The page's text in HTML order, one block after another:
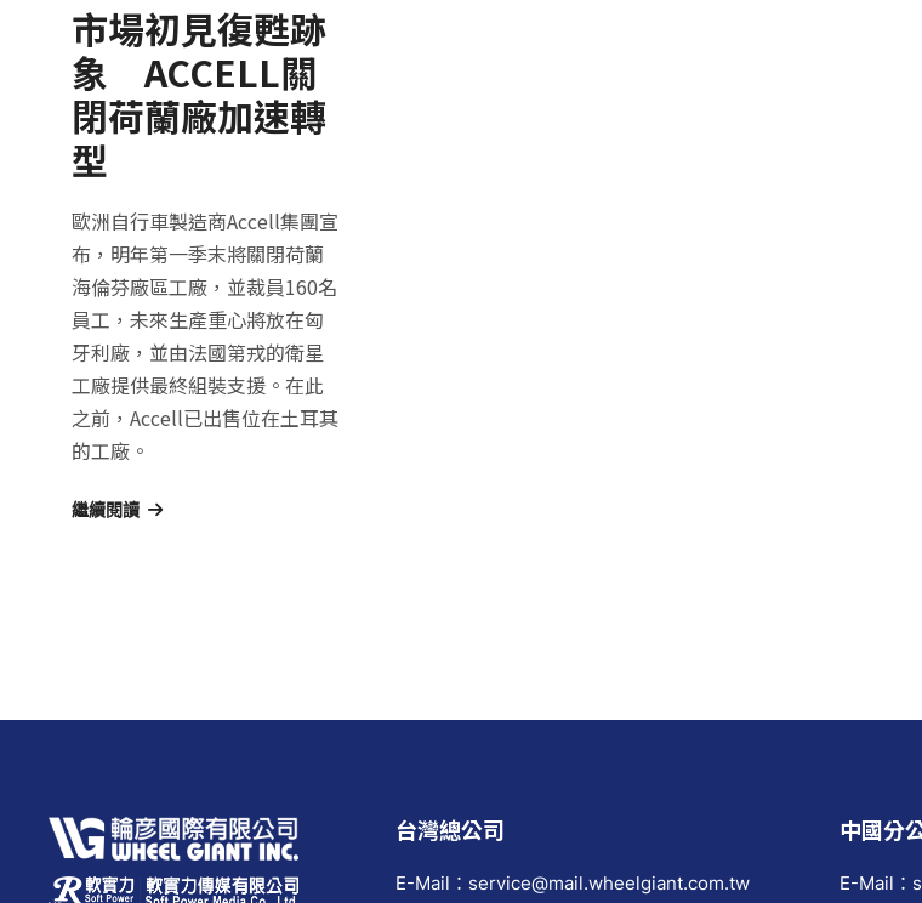
市場初見復甦跡
象 ACCELL關
閉荷蘭廠加速轉
型
歐洲自行車製造商Accell集團宣
布，明年第一季末將關閉荷蘭
海倫芬廠區工廠，並裁員160名
員工，未來生產重心將放在匈
牙利廠，並由法國第戎的衛星
工廠提供最終組裝支援。在此
之前，Accell已出售位在土耳其
的工廠。
繼續閱讀
台灣總公司
E-Mail：service@mail.wheelgiant.com.tw
中國分
E-Mail：